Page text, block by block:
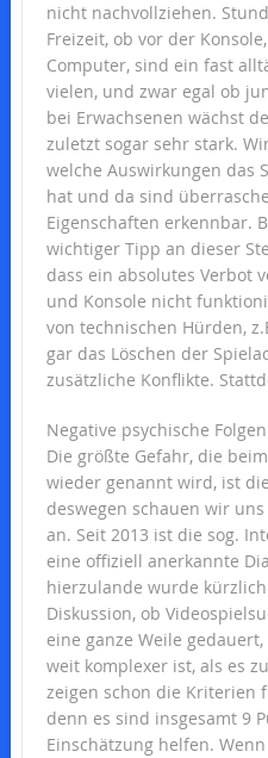
nicht nachvollziehen.
Freizeit, ob vor der
Computer, sind ein fast
vielen, und zwar egal ob
bei Erwachsenen wächst
zuletzt sogar sehr stark.
welche Auswirkungen das
hat und da sind
Eigenschaften erkennbar.
wichtiger Tipp an dieser
dass ein absolutes Verbot
und Konsole nicht
von technischen Hürden,
gar das Löschen der
zusätzliche Konflikte.
Negative psychische
Die größte Gefahr, die
wieder genannt wird, ist
deswegen schauen wir
an. Seit 2013 ist die sog.
eine offiziell anerkannte
hierzulande wurde
Diskussion, ob
eine ganze Weile
weit komplexer ist, als es
zeigen schon die Kriterien
denn es sind insgesamt 9
Einschätzung helfen.